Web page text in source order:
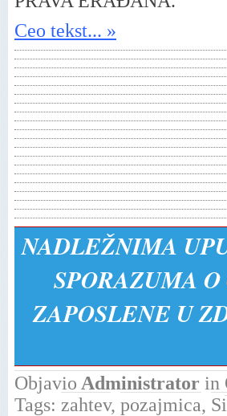
Ceo tekst... »
NADLEŽNIMA
SPORAZUMA
ZAPOSLENE U
Objavio Administrator in
Tags: zahtev, pozajmica,